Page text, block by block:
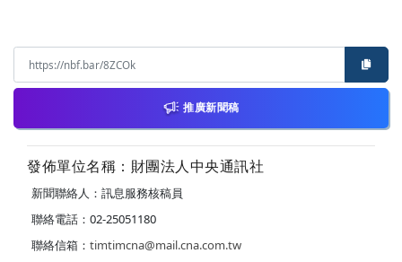
推廣新聞稿
發佈單位名稱：財團法人中央通訊社
新聞聯絡人：訊息服務核稿員
聯絡電話：02-25051180
聯絡信箱： timtimcna@mail.cna.com.tw